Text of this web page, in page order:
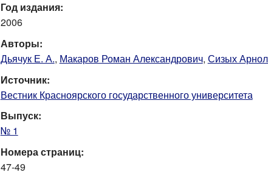
Год издания:
2006
Авторы:
Дьячук Е. А., Макаров Роман Александрович, Сизых
Источник:
Вестник Красноярского государственного университета
Выпуск:
№ 1
Номера страниц:
47-49